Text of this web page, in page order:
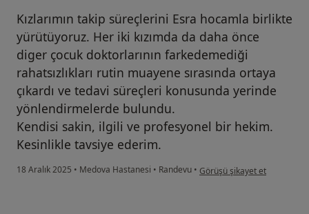
Kızlarımın takip süreçlerini Esra hocamla birlikte
yürütüyoruz. Her iki kızımda da daha önce
diger çocuk doktorlarının farkedemediği
rahatsızlıkları rutin muayene sırasında ortaya
çıkardı ve tedavi süreçleri konusunda yerinde
yönlendirmelerde bulundu.
Kendisi sakin, ilgili ve profesyonel bir hekim.
Kesinlikle tavsiye ederim.
18 Aralık 2025 • Medova Hastanesi • Randevu • kullanıcının görüşüne göre
Görüşü şikayet et